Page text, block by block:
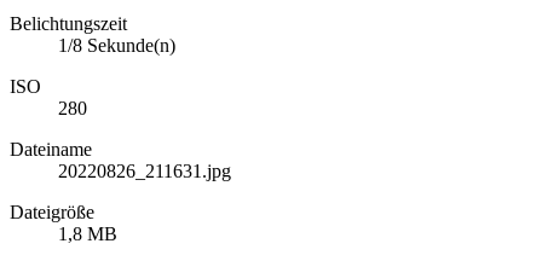
Belichtungszeit
1/8 Sekunde(n)
ISO
280
Dateiname
20220826_211631.jpg
Dateigröße
1,8 MB